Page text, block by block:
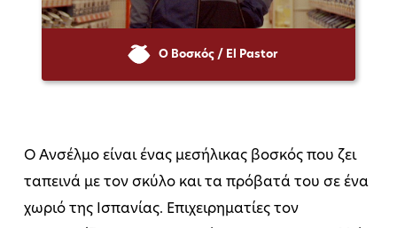
Ο Βοσκός / El Pastor
Ο Ανσέλμο είναι ένας μεσήλικας βοσκός που ζει
ταπεινά με τον σκύλο και τα πρόβατά του σε ένα
χωριό της Ισπανίας. Επιχειρηματίες τον